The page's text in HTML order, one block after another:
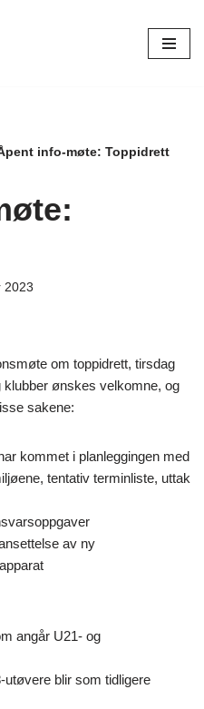
info-møte: Toppidrett
2023
om toppidrett, tirsdag
klubber ønskes velkomne, og
sakene:
kommet i planleggingen med
tentativ terminliste, uttak
av ny
angår U21- og
utøvere blir som tidligere